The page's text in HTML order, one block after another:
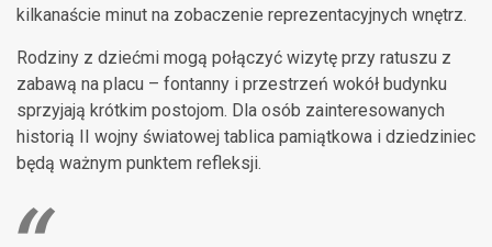
kilkanaście minut na zobaczenie reprezentacyjnych wnętrz.
Rodziny z dziećmi mogą połączyć wizytę przy ratuszu z
zabawą na placu – fontanny i przestrzeń wokół budynku
sprzyjają krótkim postojom. Dla osób zainteresowanych
historią II wojny światowej tablica pamiątkowa i dziedziniec
będą ważnym punktem refleksji.